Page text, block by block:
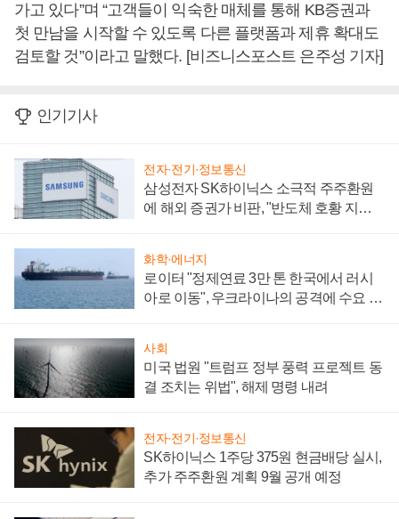
가고 있다”며 “고객들이 익숙한 매체를 통해 KB증권과
첫 만남을 시작할 수 있도록 다른 플랫폼과 제휴 확대도
검토할 것”이라고 말했다. [비즈니스포스트 은주성 기자]
인기기사
전자·전기·정보통신
삼성전자 SK하이닉스 소극적 주주환원
에 해외 증권가 비판, "반도체 호황 지속
화학·에너지
로이터 "정제연료 3만 톤 한국에서 러시
아로 이동", 우크라이나의 공격에 수요 늘
사회
미국 법원 "트럼프 정부 풍력 프로젝트 동
결 조치는 위법", 해제 명령 내려
전자·전기·정보통신
SK하이닉스 1주당 375원 현금배당 실시,
추가 주주환원 계획 9월 공개 예정